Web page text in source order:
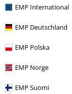
EMP International
EMP Deutschland
EMP Polska
EMP Norge
EMP Suomi
Senest besøgt